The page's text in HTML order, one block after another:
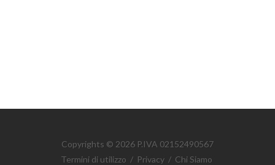
Copyrights © 2026 P.IVA 02152490567
Termini di utilizzo / Privacy / Chi Siamo